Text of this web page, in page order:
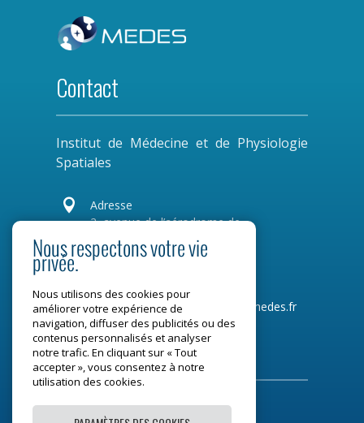
Contact
Institut de Médecine et de Physiologie
Spatiales

Adresse
2, avenue de l’aérodrome de
Montaudran
CS 77720
Tel :05 34 31 96 00Mail : contact@medes.fr
Restons connectés
Nous respectons votre vie
privée.
Nous utilisons des cookies pour
améliorer votre expérience de
navigation, diffuser des publicités ou des
contenus personnalisés et analyser
notre trafic. En cliquant sur « Tout
accepter », vous consentez à notre
utilisation des cookies.